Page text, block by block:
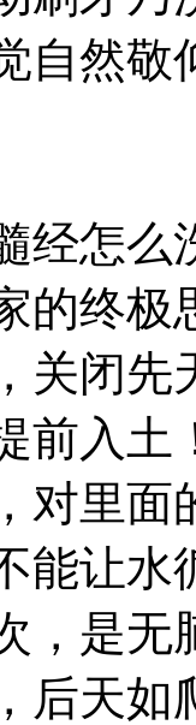
自然敬
怎么
的终
关闭先
前入土
对里面
能让水
，是无
后天